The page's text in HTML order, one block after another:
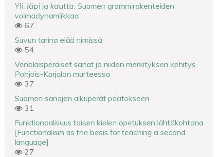
Yli läpi ja kautta . Suomen grammirakenteiden
voimadynamiikkaa
67
Suvun tarina elää nimissä
54
Venäläisperäiset sanat ja niiden merkityksen kehitys
Pohjois-Karjalan murteessa
37
Suomen sanojen alkuperät päätökseen
31
Funktionaalisuus toisen kielen opetuksen lähtökohtana
[Functionalism as the basis for teaching a second
language]
27